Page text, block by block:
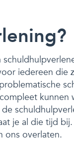
iedereen die
je al die tijd
ons overlaten.